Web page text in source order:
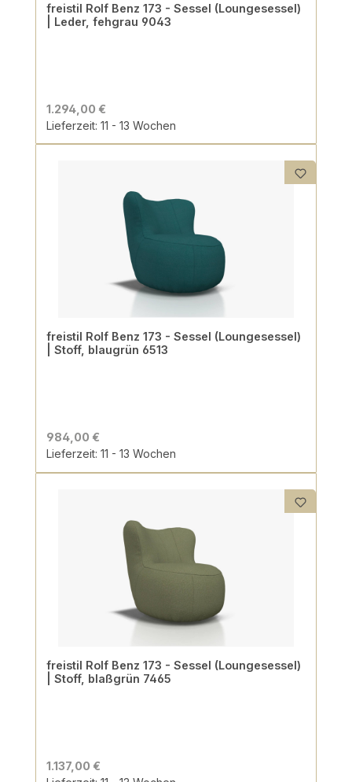
freistil Rolf Benz 173 - Sessel (Loungesessel)
| Leder, fehgrau 9043
1.294,00 €
Lieferzeit: 11 - 13 Wochen
freistil Rolf Benz 173 - Sessel (Loungesessel)
| Stoff, blaugrün 6513
984,00 €
Lieferzeit: 11 - 13 Wochen
freistil Rolf Benz 173 - Sessel (Loungesessel)
| Stoff, blaßgrün 7465
1.137,00 €